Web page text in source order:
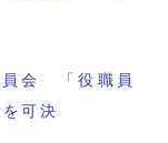
員会 「役職員
可決